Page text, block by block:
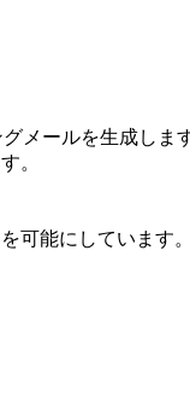
メールを生成します
。
可能にしています。